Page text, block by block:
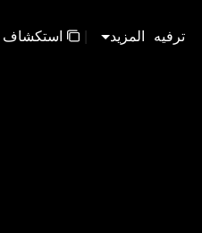
ترفيه المزيد | استكشاف